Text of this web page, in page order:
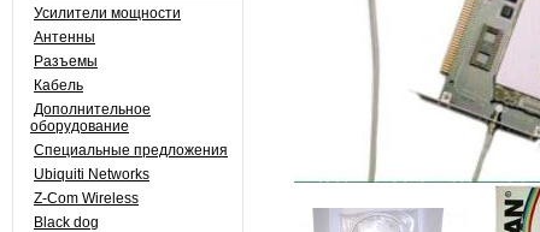
Усилители мощности
Антенны
Разъемы
Кабель
Дополнительное
оборудование
Специальные предложения
Ubiquiti Networks
Z-Com Wireless
Black dog